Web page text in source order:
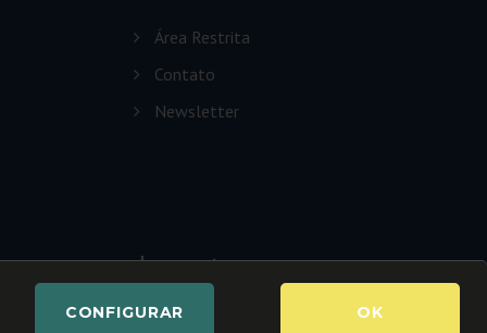
Área Restrita
Contato
Newsletter
CONFIGURAR OK